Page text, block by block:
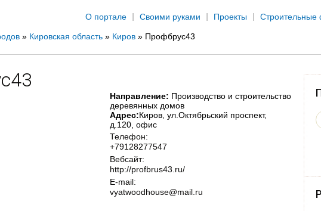
О портале
Своими руками Проекты
» Кировская область » Киров » Профбрус43
Направление: Производство и строительство
деревянных домов
Адрес:Киров , ул.Октябрьский проспект,
д.120, офис
Телефон:
+79128277547
Вебсайт:
http://profbrus43.ru/
E-mail:
vyatwoodhouse@mail.ru